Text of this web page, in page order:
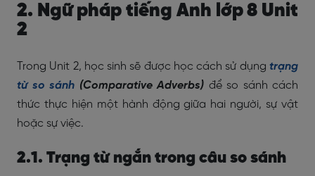
2. Ngữ pháp tiếng Anh lớp 8 Unit
2
Trong Unit 2, học sinh sẽ được học cách sử dụng trạng
từ so sánh (Comparative Adverbs) để so sánh cách
thức thực hiện một hành động giữa hai người, sự vật
hoặc sự việc.
2.1. Trạng từ ngắn trong câu so sánh